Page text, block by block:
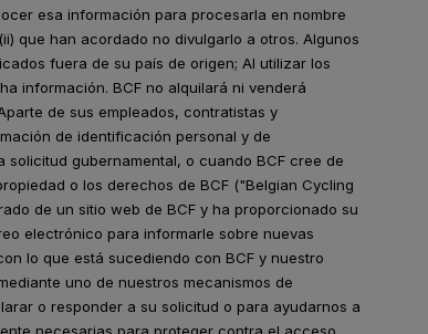
esa información para procesarla en nombre
que han acordado no divulgarlo a otros. Algunos
fuera de su país de origen; Al utilizar los
información. BCF no alquilará ni venderá
de sus empleados, contratistas y
de identificación personal y de
gubernamental, o cuando BCF cree de
o los derechos de BCF ("Belgian Cycling
de un sitio web de BCF y ha proporcionado su
electrónico para informarle sobre nuevas
lo que está sucediendo con BCF y nuestro
uno de nuestros mecanismos de
o responder a su solicitud o para ayudarnos a